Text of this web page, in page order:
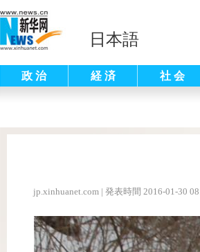
日本語
政 治 経 済 社 会
jp.xinhuanet.com | 発表時間 2016-01-30